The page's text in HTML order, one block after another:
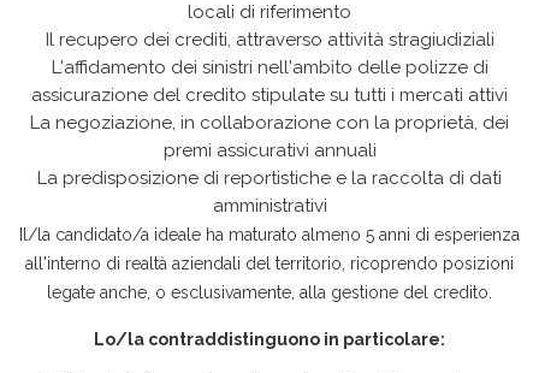
locali di riferimento
Il recupero dei crediti, attraverso attività stragiudiziali
L'affidamento dei sinistri nell'ambito delle polizze di
assicurazione del credito stipulate su tutti i mercati attivi
La negoziazione, in collaborazione con la proprietà, dei
premi assicurativi annuali
La predisposizione di reportistiche e la raccolta di dati
amministrativi
Il/la candidato/a ideale ha maturato almeno 5 anni di esperienza
all'interno di realtà aziendali del territorio, ricoprendo posizioni
legate anche, o esclusivamente, alla gestione del credito.
Lo/la contraddistinguono in particolare: